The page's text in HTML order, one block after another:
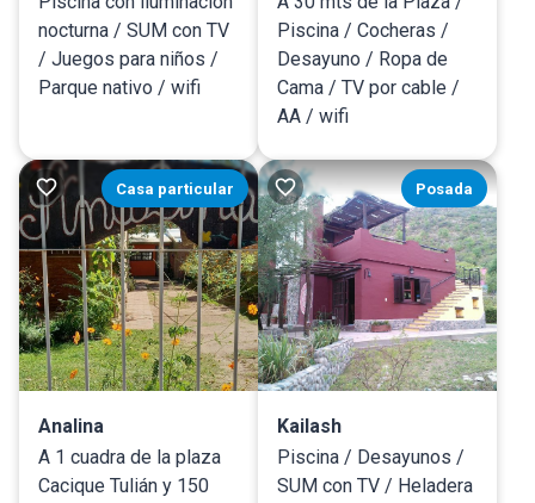
nocturna / SUM con TV
/ Juegos para niños /
Parque nativo / wifi
Piscina / Cocheras /
Desayuno / Ropa de
Cama / TV por cable /
AA / wifi
Casa particular
Analina
A 1 cuadra de la plaza
Cacique Tulián y 150
Posada
Kailash
Piscina / Desayunos /
SUM con TV / Heladera